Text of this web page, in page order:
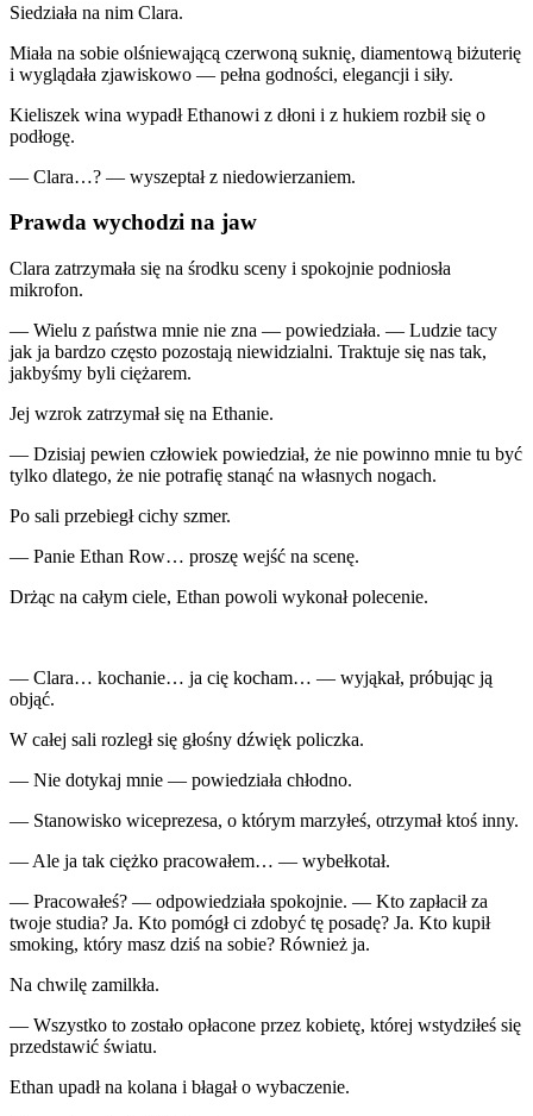
Siedziała na nim Clara.
Miała na sobie olśniewającą czerwoną suknię, diamentową biżuterię
i wyglądała zjawiskowo — pełna godności, elegancji i siły.
Kieliszek wina wypadł Ethanowi z dłoni i z hukiem rozbił się o
podłogę.
— Clara…? — wyszeptał z niedowierzaniem.
Prawda wychodzi na jaw
Clara zatrzymała się na środku sceny i spokojnie podniosła
mikrofon.
— Wielu z państwa mnie nie zna — powiedziała. — Ludzie tacy
jak ja bardzo często pozostają niewidzialni. Traktuje się nas tak,
jakbyśmy byli ciężarem.
Jej wzrok zatrzymał się na Ethanie.
— Dzisiaj pewien człowiek powiedział, że nie powinno mnie tu być
tylko dlatego, że nie potrafię stanąć na własnych nogach.
Po sali przebiegł cichy szmer.
— Panie Ethan Row… proszę wejść na scenę.
Drżąc na całym ciele, Ethan powoli wykonał polecenie.
— Clara… kochanie… ja cię kocham… — wyjąkał, próbując ją
objąć.
W całej sali rozległ się głośny dźwięk policzka.
— Nie dotykaj mnie — powiedziała chłodno.
— Stanowisko wiceprezesa, o którym marzyłeś, otrzymał ktoś inny.
— Ale ja tak ciężko pracowałem… — wybełkotał.
— Pracowałeś? — odpowiedziała spokojnie. — Kto zapłacił za
twoje studia? Ja. Kto pomógł ci zdobyć tę posadę? Ja. Kto kupił
smoking, który masz dziś na sobie? Również ja.
Na chwilę zamilkła.
— Wszystko to zostało opłacone przez kobietę, której wstydziłeś się
przedstawić światu.
Ethan upadł na kolana i błagał o wybaczenie.